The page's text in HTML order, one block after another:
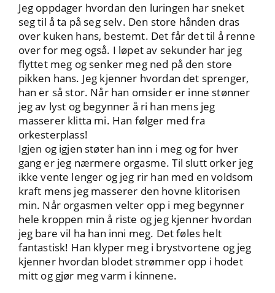
Jeg oppdager hvordan den luringen har sneket
seg til å ta på seg selv. Den store hånden dras
over kuken hans, bestemt. Det får det til å renne
over for meg også. I løpet av sekunder har jeg
flyttet meg og senker meg ned på den store
pikken hans. Jeg kjenner hvordan det sprenger,
han er så stor. Når han omsider er inne stønner
jeg av lyst og begynner å ri han mens jeg
masserer klitta mi. Han følger med fra
orkesterplass!
Igjen og igjen støter han inn i meg og for hver
gang er jeg nærmere orgasme. Til slutt orker jeg
ikke vente lenger og jeg rir han med en voldsom
kraft mens jeg masserer den hovne klitorisen
min. Når orgasmen velter opp i meg begynner
hele kroppen min å riste og jeg kjenner hvordan
jeg bare vil ha han inni meg. Det føles helt
fantastisk! Han klyper meg i brystvortene og jeg
kjenner hvordan blodet strømmer opp i hodet
mitt og gjør meg varm i kinnene.